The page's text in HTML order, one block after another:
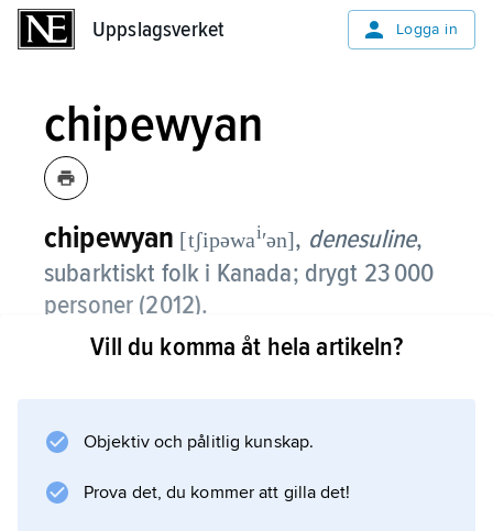
Uppslagsverket Logga in
chipewyan
chipewyan [tʃipəwaiʹən], denesuline,
subarktiskt folk i Kanada; drygt 23 000
personer (2012).
Chipewyan återfinns mellan Athabascafloden
Northwest Territories.
Vill du komma åt hela artikeln?
Objektiv och pålitlig kunskap.
Prova det, du kommer att gilla det!